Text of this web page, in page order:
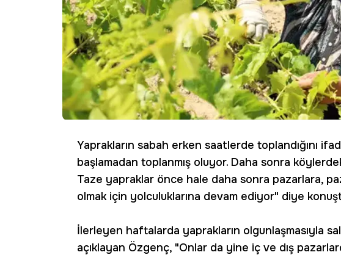
Yaprakların sabah erken saatlerde toplandığını
başlamadan toplanmış oluyor. Daha sonra
Taze yapraklar önce hale daha sonra pazarlara,
olmak için yolculuklarına devam ediyor" diye
İlerleyen haftalarda yaprakların olgunlaşmasıyla
açıklayan Özgenç, "Onlar da yine iç ve dış